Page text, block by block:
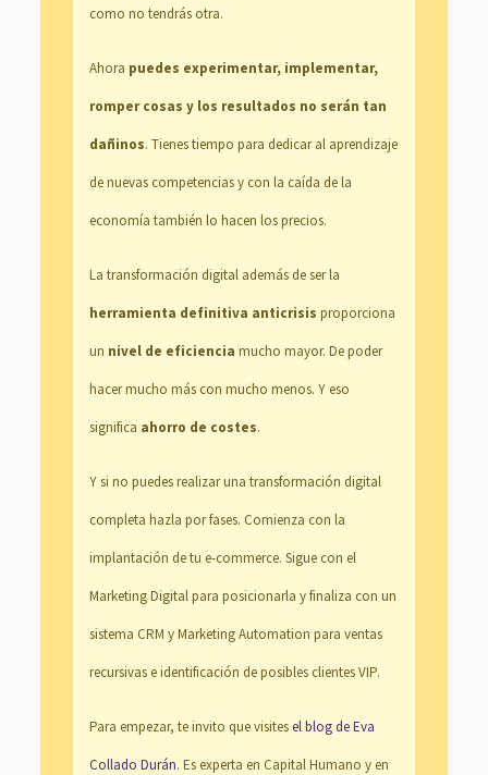
como no tendrás otra.
Ahora puedes experimentar, implementar,
romper cosas y los resultados no serán tan
dañinos. Tienes tiempo para dedicar al aprendizaje
de nuevas competencias y con la caída de la
economía también lo hacen los precios.
La transformación digital además de ser la
herramienta definitiva anticrisis proporciona
un nivel de eficiencia mucho mayor. De poder
hacer mucho más con mucho menos. Y eso
significa ahorro de costes.
Y si no puedes realizar una transformación digital
completa hazla por fases. Comienza con la
implantación de tu e-commerce. Sigue con el
Marketing Digital para posicionarla y finaliza con un
sistema CRM y Marketing Automation para ventas
recursivas e identificación de posibles clientes VIP.
Para empezar, te invito que visitesel blog de Eva
Collado Durán. Es experta en Capital Humano y en